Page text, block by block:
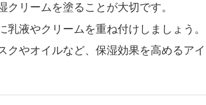
クリームを塗ることが大切です。
乳液やクリームを重ね付けしましょう。
クやオイルなど、保湿効果を高めるアイ